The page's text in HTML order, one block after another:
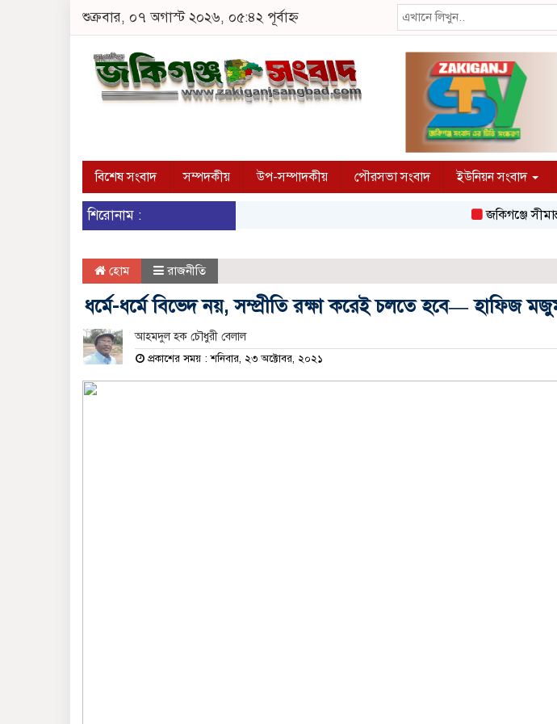
শুক্রবার, ০৭ অগাস্ট ২০২৬, ০৫:৪২ পূর্বাহ্ন
বিশেষ সংবাদ সম্পদকীয় উপ-সম্পাদকীয় পৌরসভা সংবাদ ইউনিয়ন সংবাদ
শিরোনাম : জকিগঞ্জে সীমান্ত
হোম রাজনীতি
ধর্মে-ধর্মে বিভেদ নয়, সম্প্রীতি রক্ষা করেই চলতে হবে— হাফিজ
আহমদুল হক চৌধুরী বেলাল
প্রকাশের সময় : শনিবার, ২৩ অক্টোবর, ২০২১